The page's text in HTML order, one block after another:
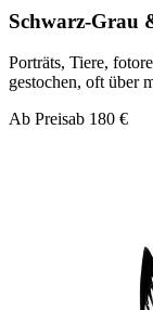
Schwarz-Grau
Porträts, Tiere,
gestochen, oft über
Ab Preisab 180 €